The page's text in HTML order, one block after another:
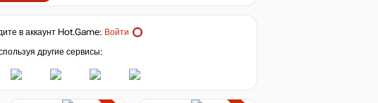
в аккаунт Hot.Game: Войти
другие сервисы: